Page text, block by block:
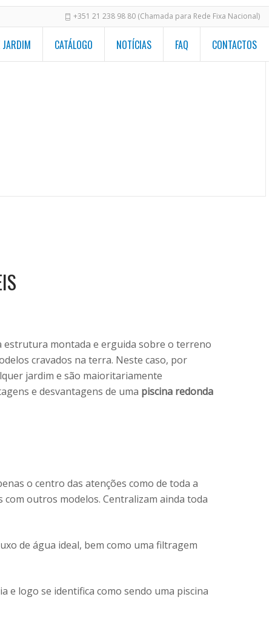
+351 21 238 98 80 (Chamada para Rede Fixa Nacional)
JARDIM CATÁLOGO NOTÍCIAS FAQ CONTACTOS
estrutura montada e erguida sobre o terreno
cravados na terra. Neste caso, por
jardim e são maioritariamente
e desvantagens de uma piscina redonda
o centro das atenções como de toda a
outros modelos. Centralizam ainda toda
de água ideal, bem como uma filtragem
e logo se identifica como sendo uma piscina